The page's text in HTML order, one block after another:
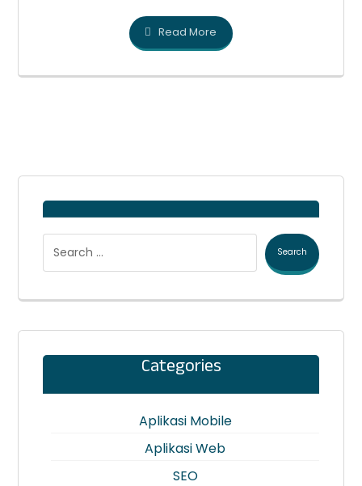
Read More
Search
Categories
Aplikasi Mobile
Aplikasi Web
SEO